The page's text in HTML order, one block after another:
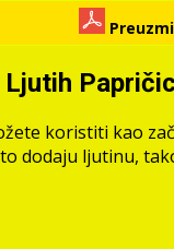
Ljutih
koristiti kao
dodaju ljutinu,